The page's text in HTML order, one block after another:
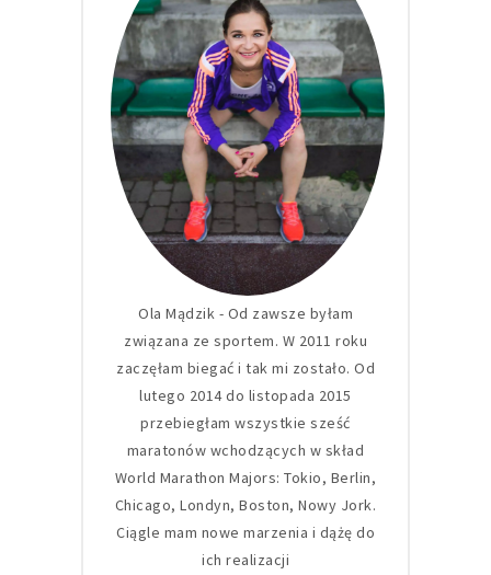
Ola Mądzik - Od zawsze byłam
związana ze sportem. W 2011 roku
zaczęłam biegać i tak mi zostało. Od
lutego 2014 do listopada 2015
przebiegłam wszystkie sześć
maratonów wchodzących w skład
World Marathon Majors: Tokio, Berlin,
Chicago, Londyn, Boston, Nowy Jork.
Ciągle mam nowe marzenia i dążę do
ich realizacji